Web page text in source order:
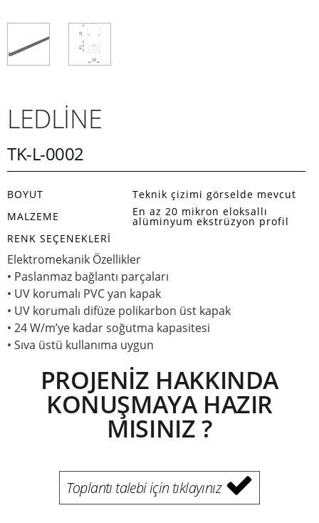
LEDLİNE
TK-L-0002
BOYUT
Teknik çizimi görselde mevcut
MALZEME
En az 20 mikron eloksallı
alüminyum ekstrüzyon profil
RENK SEÇENEKLERI
Elektromekanik Özellikler
• Paslanmaz bağlantı parçaları
• UV korumalı PVC yan kapak
• UV korumalı difüze polikarbon üst kapak
• 24 W/m’ye kadar soğutma kapasitesi
• Sıva üstü kullanıma uygun
PROJENİZ HAKKINDA
KONUŞMAYA HAZIR
MISINIZ ?
Toplantı talebi için tıklayınız